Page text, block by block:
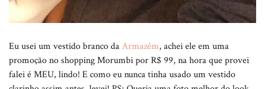
Eu usei um vestido branco daArmazém, achei ele em uma
promoção no shopping Morumbi por R$ 99, na hora que provei
falei é MEU, lindo! E como eu nunca tinha usado um vestido